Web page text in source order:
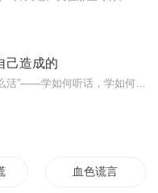
己造成的
血色谎言